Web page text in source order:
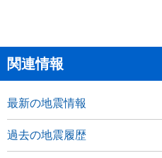
関連情報
最新の地震情報
過去の地震履歴